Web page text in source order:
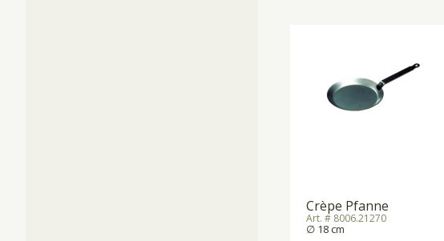
Crèpe Pfanne
Art. # 8006.21270
∅ 18 cm